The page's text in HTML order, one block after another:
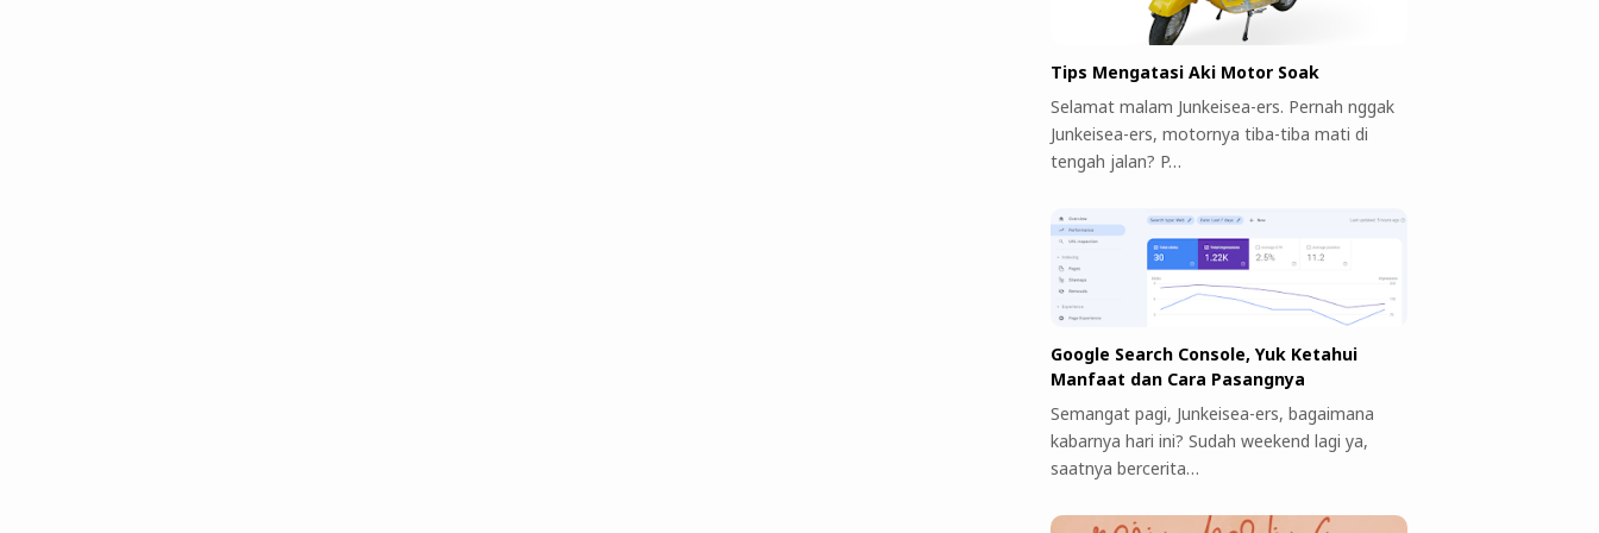
Tips Mengatasi Aki Motor Soak
Selamat malam Junkeisea-ers. Pernah nggak
Junkeisea-ers, motornya tiba-tiba mati di
tengah jalan? P…
Google Search Console, Yuk Ketahui
Manfaat dan Cara Pasangnya
Semangat pagi, Junkeisea-ers, bagaimana
kabarnya hari ini? Sudah weekend lagi ya,
saatnya bercerita…